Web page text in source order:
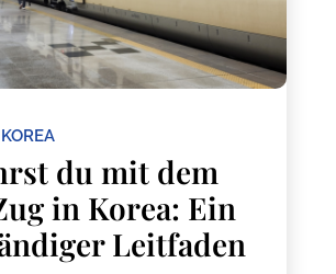
du mit dem
in Korea: Ein
Leitfaden